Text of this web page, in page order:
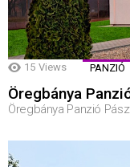
15 Views PANZIÓ
Öregbánya
Öregbánya Panzió